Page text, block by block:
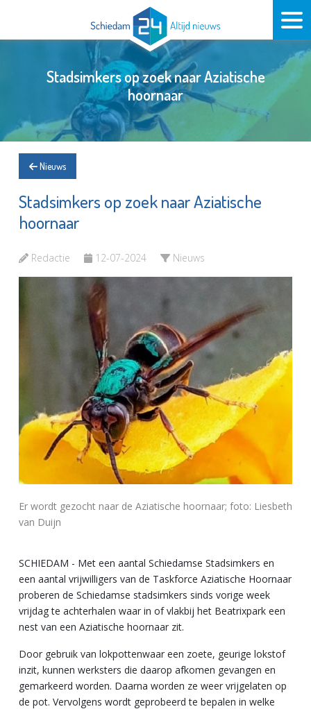
Stadsimkers op zoek naar Aziatische
hoornaar
Nieuws
Stadsimkers op zoek naar Aziatische
hoornaar
Redactie 12-07-2024 Nieuws
Er wordt gezocht naar de Aziatische hoornaar; foto: Liesbeth
van Duijn
SCHIEDAM - Met een aantal Schiedamse Stadsimkers en
een aantal vrijwilligers van de Taskforce Aziatische Hoornaar
proberen de Schiedamse stadsimkers sinds vorige week
vrijdag te achterhalen waar in of vlakbij het Beatrixpark een
nest van een Aziatische hoornaar zit.
Door gebruik van lokpottenwaar een zoete, geurige lokstof
inzit, kunnen werksters die daarop afkomen gevangen en
gemarkeerd worden. Daarna worden ze weer vrijgelaten op
de pot. Vervolgens wordt geprobeerd te bepalen in welke